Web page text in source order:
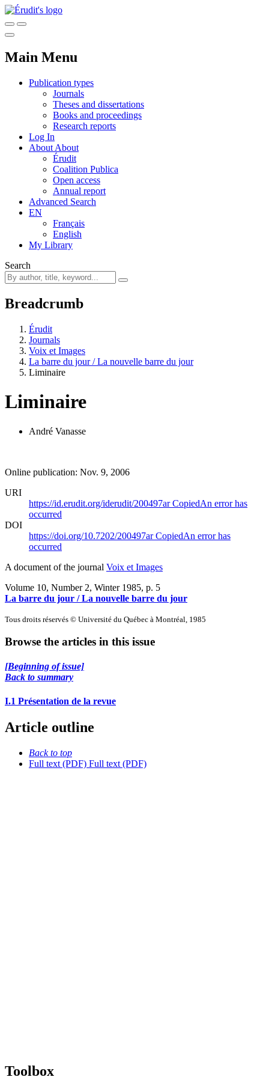
Main Menu
Publication types
Journals
Theses and dissertations
Books and proceedings
Research reports
Log In
About About
Érudit
Coalition Publica
Open access
Annual report
Advanced Search
EN
Français
English
My Library
Search
Breadcrumb
Érudit
Journals
Voix et Images
La barre du jour / La nouvelle barre du jour
Liminaire
Liminaire
André Vanasse
Online publication: Nov. 9, 2006
URI
https://id.erudit.org/iderudit/200497arCopiedAn error has
occurred
DOI
https://doi.org/10.7202/200497arCopiedAn error has
occurred
A document of the journal Voix et Images
Volume 10, Number 2, Winter 1985, p. 5
La barre du jour / La nouvelle barre du jour
Tous droits réservés © Université du Québec à Montréal, 1985
Browse the articles in this issue
[Beginning of issue]
Back to summary
I.1 Présentation de la revue
Article outline
Back to top
Full text (PDF) Full text (PDF)
Toolbox